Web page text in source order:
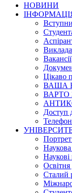
НОВИНИ
Вакансії
Цікаво
ВАША
ВАРТО
Доступ
Наукова
Наукові
Освітня
Сталий